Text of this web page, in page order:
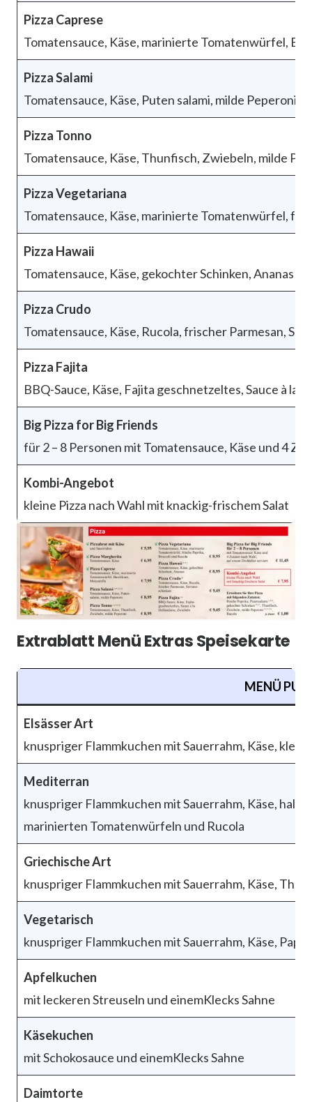
Pizza Caprese
Tomatensauce, Käse, marinierte Tomatenwürfel,
Pizza Salami
Tomatensauce, Käse, Puten salami, milde Peperoni
Pizza Tonno
Tomatensauce, Käse, Thunfisch, Zwiebeln, milde
Pizza Vegetariana
Tomatensauce, Käse, marinierte Tomatenwürfel,
Pizza Hawaii
Tomatensauce, Käse, gekochter Schinken, Ananas
Pizza Crudo
Tomatensauce, Käse, Rucola, frischer Parmesan,
Pizza Fajita
BBQ-Sauce, Käse, Fajita geschnetzeltes, Sauce à la
Big Pizza for Big Friends
für 2 – 8 Personen mit Tomatensauce, Käse und 4
Kombi-Angebot
kleine Pizza nach Wahl mit knackig-frischem Salat
Extrablatt Menü Extras Speisekarte
MENÜ
Elsässer Art
knuspriger Flammkuchen mit Sauerrahm, Käse,
Mediterran
knuspriger Flammkuchen mit Sauerrahm, Käse,
marinierten Tomatenwürfeln und Rucola
Griechische Art
knuspriger Flammkuchen mit Sauerrahm, Käse,
Vegetarisch
knuspriger Flammkuchen mit Sauerrahm, Käse,
Apfelkuchen
mit leckeren Streuseln und einemKlecks Sahne
Käsekuchen
mit Schokosauce und einemKlecks Sahne
Daimtorte